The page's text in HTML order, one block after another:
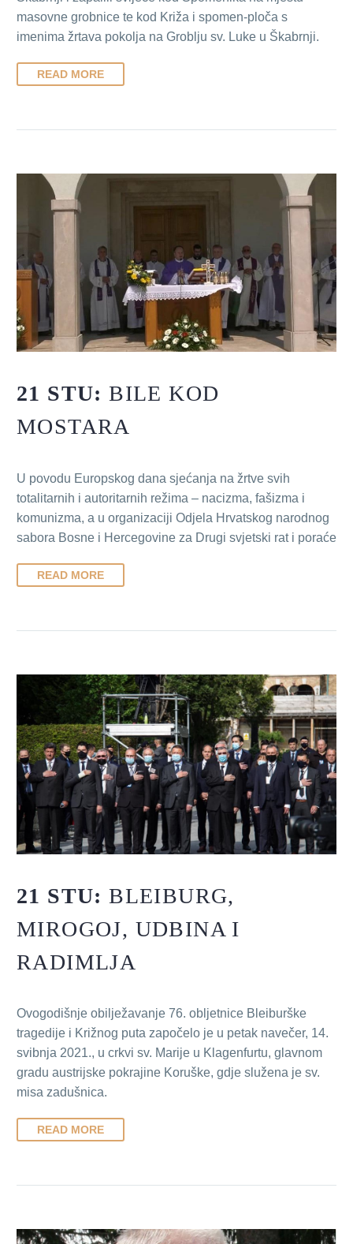
masovne grobnice te kod Križa i spomen-ploča s
imenima žrtava pokolja na Groblju sv. Luke u Škabrnji.
READ MORE
21 STU:BILE KOD
MOSTARA
U povodu Europskog dana sjećanja na žrtve svih
totalitarnih i autoritarnih režima – nacizma, fašizma i
komunizma, a u organizaciji Odjela Hrvatskog narodnog
sabora Bosne i Hercegovine za Drugi svjetski rat i poraće
READ MORE
21 STU:BLEIBURG,
MIROGOJ, UDBINA I
RADIMLJA
Ovogodišnje obilježavanje 76. obljetnice Bleiburške
tragedije i Križnog puta započelo je u petak navečer, 14.
svibnja 2021., u crkvi sv. Marije u Klagenfurtu, glavnom
gradu austrijske pokrajine Koruške, gdje služena je sv.
misa zadušnica.
READ MORE